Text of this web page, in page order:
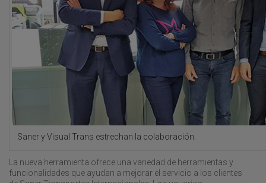
Saner y Visual Trans estrechan la colaboración.
La nueva herramienta ofrece una variedad de herramientas y
funcionalidades que ayudan a mejorar el servicio a los clientes